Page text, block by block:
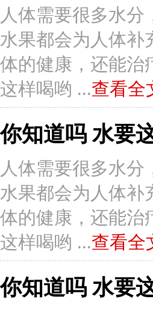
人体需要很多水
水果都会为人体补
体的健康，还能治
这样喝哟 ...查看全
你知道吗 水要
人体需要很多水
水果都会为人体补
体的健康，还能治
这样喝哟 ...查看全
你知道吗 水要